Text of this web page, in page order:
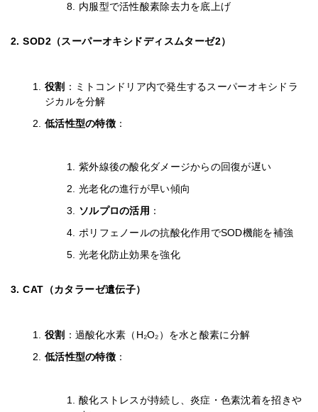
内服型で活性酸素除去力を底上げ
2. SOD2（スーパーオキシドディスムターゼ2）
役割 ：ミトコンドリア内で発生するスーパーオキシドラ
ジカルを分解
低活性型の特徴：
紫外線後の酸化ダメージからの回復が遅い
光老化の進行が早い傾向
ソルプロの活用 ：
ポリフェノールの抗酸化作用でSOD機能を補強
光老化防止効果を強化
3. CAT（カタラーゼ遺伝子）
役割 ：過酸化水素（H₂O₂）を水と酸素に分解
低活性型の特徴：
酸化ストレスが持続し、炎症・色素沈着を招きや